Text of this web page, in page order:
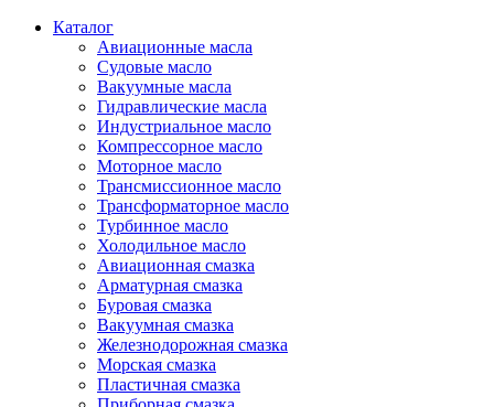
Каталог
Авиационные масла
Судовые масло
Вакуумные масла
Гидравлические масла
Индустриальное масло
Компрессорное масло
Моторное масло
Трансмиссионное масло
Трансформаторное масло
Турбинное масло
Холодильное масло
Авиационная смазка
Арматурная смазка
Буровая смазка
Вакуумная смазка
Железнодорожная смазка
Морская смазка
Пластичная смазка